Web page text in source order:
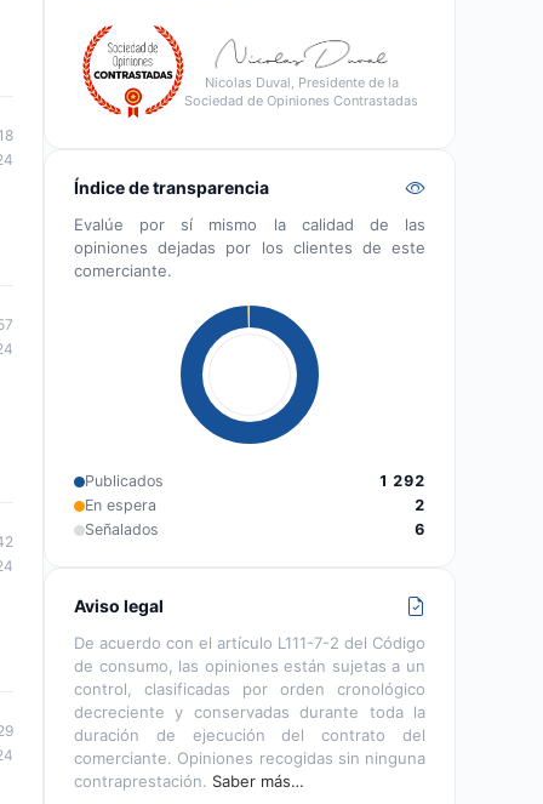
Nicolas Duval, Presidente de la
Sociedad de Opiniones Contrastadas
Índice de transparencia
Evalúe por sí mismo la calidad de las
opiniones dejadas por los clientes de este
comerciante.
Publicados
1 292
En espera
2
Señalados
6
Aviso legal
De acuerdo con el artículo L111-7-2 del Código
de consumo, las opiniones están sujetas a un
control, clasificadas por orden cronológico
decreciente y conservadas durante toda la
duración de ejecución del contrato del
comerciante. Opiniones recogidas sin ninguna
contraprestación. Saber más…